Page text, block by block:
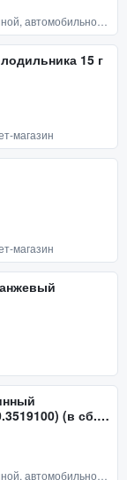
15 г
магазин
магазин
(в сб.